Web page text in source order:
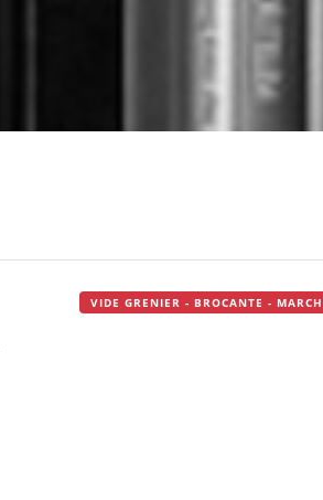
VIDE GRENIER - BROCANTE -